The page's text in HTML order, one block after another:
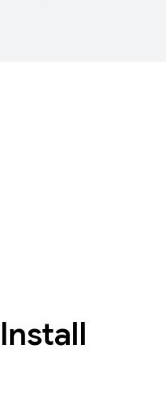
Install